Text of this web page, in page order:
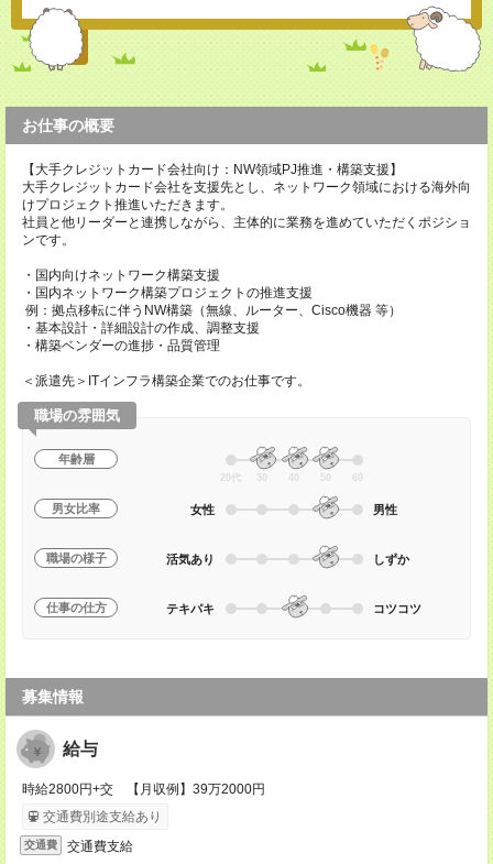
お仕事の概要
【大手クレジットカード会社向け：NW領域PJ推進・構築支援】
大手クレジットカード会社を支援先とし、ネットワーク領域における海外向
けプロジェクト推進いただきます。
社員と他リーダーと連携しながら、主体的に業務を進めていただくポジショ
ンです。
・国内向けネットワーク構築支援
・国内ネットワーク構築プロジェクトの推進支援
例：拠点移転に伴うNW構築（無線、ルーター、Cisco機器 等）
・基本設計・詳細設計の作成、調整支援
・構築ベンダーの進捗・品質管理
＜派遣先＞ITインフラ構築企業でのお仕事です。
職場の雰囲気
年齢層
20代 30 40 50 60
男女比率 女性 男性
職場の様子 活気あり しずか
仕事の仕方 テキパキ コツコツ
募集情報
給与
時給2800円+交 【月収例】39万2000円
交通費別途支給あり
交通費 交通費支給